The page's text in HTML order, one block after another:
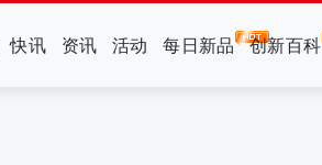
快讯 资讯 活动 每日新品 创新百科